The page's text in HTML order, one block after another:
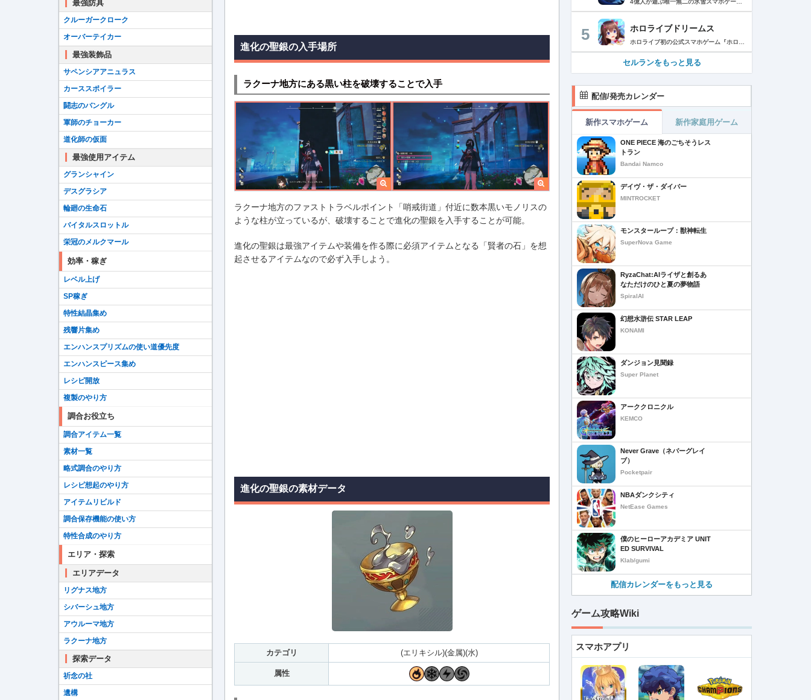
進化の聖銀の入手場所
ラクーナ地方にある黒い柱を破壊することで入手
ラクーナ地方のファストトラベルポイント「哨戒街道」付近に数本黒いモノリスの
ような柱が立っているが、破壊することで進化の聖銀を入手することが可能。
進化の聖銀は最強アイテムや装備を作る際に必須アイテムとなる「賢者の石」を想
起させるアイテムなので必ず入手しよう。
進化の聖銀の素材データ
カテゴリ (エリキシル)(金属)(水)
属性
最強防具
クルーガークローク
オーバーテイカー
最強装飾品
サペンシアアニュラス
カーススポイラー
闘志のバングル
軍師のチョーカー
道化師の仮面
最強使用アイテム
グランシャイン
デスグラシア
輪廻の生命石
バイタルスロットル
栄冠のメルクマール
効率・稼ぎ
レベル上げ
SP稼ぎ
特性結晶集め
残響片集め
エンハンスプリズムの使い道優先度
エンハンスピース集め
レシピ開放
複製のやり方
調合お役立ち
調合アイテム一覧
素材一覧
略式調合のやり方
レシピ想起のやり方
アイテムリビルド
調合保存機能の使い方
特性合成のやり方
エリア・探索
エリアデータ
リグナス地方
シバーシュ地方
アウルーマ地方
ラクーナ地方
探索データ
祈念の社
遺構
5 ホロライブドリームス
セルランをもっと見る
配信/発売カレンダー
新作スマホゲーム 新作家庭用ゲーム
ONE PIECE 海のごちそうレス
トラン
Bandai Namco
デイヴ・ザ・ダイバー
MINTROCKET
モンスターループ：獣神転生
SuperNova Game
RyzaChat:AIライザと創るあ
なただけのひと夏の夢物語
SpiralAI
幻想水滸伝 STAR LEAP
KONAMI
ダンジョン見聞録
Super Planet
アーククロニクル
KEMCO
Never Grave（ネバーグレイ
ブ）
Pocketpair
NBAダンクシティ
NetEase Games
僕のヒーローアカデミア UNIT
ED SURVIVAL
Klab/gumi
配信カレンダーをもっと見る
ゲーム攻略Wiki
スマホアプリ